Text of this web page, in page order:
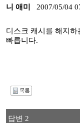
니 애미 2007/05/04
디스크 캐시를 해지
빠릅니다.
답변 2